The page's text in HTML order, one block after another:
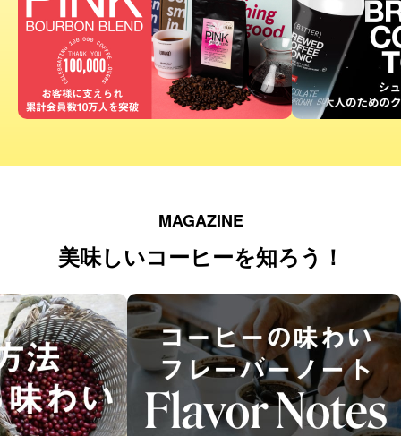
MAGAZINE
美味しいコーヒーを知ろう！